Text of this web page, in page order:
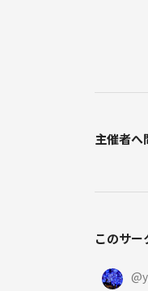
A. 参加
A. 相手
A. 可能
A. 無断キ
主催者へ
このサー
@